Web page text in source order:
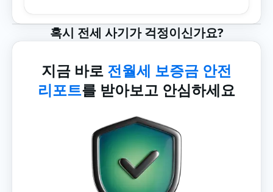
혹시 전세 사기가 걱정이신가요?
지금 바로 전월세 보증금 안전
리포트를 받아보고 안심하세요